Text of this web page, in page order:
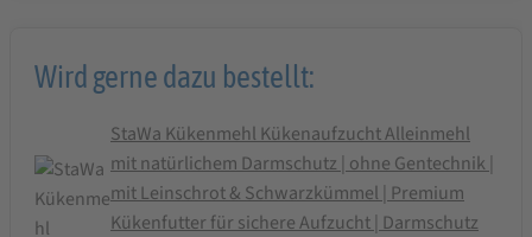
Wird gerne dazu bestellt:
StaWa Kükenmehl Kükenaufzucht Alleinmehl
mit natürlichem Darmschutz | ohne Gentechnik |
mit Leinschrot & Schwarzkümmel | Premium
Kükenfutter für sichere Aufzucht | Darmschutz